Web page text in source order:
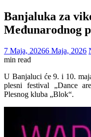
Banjaluka za
Međunarodnog
7 Maja, 20266 Maja, 2026
min read
U Banjaluci će 9. i 10.
plesni festival „Dance
Plesnog kluba „Blok“.